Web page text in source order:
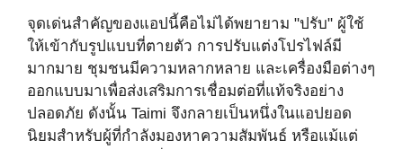
จุดเด่นสำคัญของแอปนี้คือไม่ได้พยายาม "ปรับ" ผู้ใช้
ให้เข้ากับรูปแบบที่ตายตัว การปรับแต่งโปรไฟล์มี
มากมาย ชุมชนมีความหลากหลาย และเครื่องมือต่างๆ
ออกแบบมาเพื่อส่งเสริมการเชื่อมต่อที่แท้จริงอย่าง
ปลอดภัย ดังนั้น Taimi จึงกลายเป็นหนึ่งในแอปยอด
นิยมสำหรับผู้ที่กำลังมองหาความสัมพันธ์ หรือแม้แต่